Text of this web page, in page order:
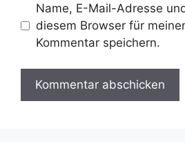
Name, E-Mail-Adresse
diesem Browser für
Kommentar speichern.